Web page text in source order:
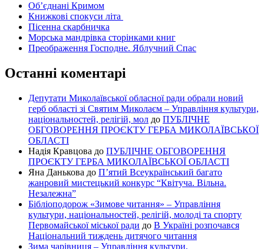
Об’єднані Кримом
Книжкові спокуси літа
Пісенна скарбничка
Морська мандрівка сторінками книг
Преображення Господне. Яблучний Спас
Останні коментарі
Депутати Миколаївської обласної ради обрали новий
герб області зі Святим Миколаєм – Управління культури,
національностей, релігій, мол до ПУБЛІЧНЕ
ОБГОВОРЕННЯ ПРОЄКТУ ГЕРБА МИКОЛАЇВСЬКОЇ
ОБЛАСТІ
Надія Кравцова до ПУБЛІЧНЕ ОБГОВОРЕННЯ
ПРОЄКТУ ГЕРБА МИКОЛАЇВСЬКОЇ ОБЛАСТІ
Яна Данькова до П’ятий Всеукраїнський багато
жанровий мистецький конкурс “Квітуча. Вільна.
Незалежна”
Бібліоподорож «Зимове читання» – Управління
культури, національностей, релігій, молоді та спорту
Первомайської міської ради до В Україні розпочався
Національний тиждень дитячого читання
Зима чарівниця – Управління культури,